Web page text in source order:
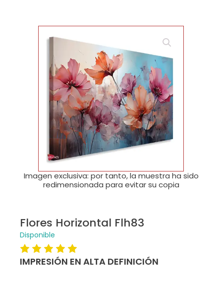
🔍
Imagen exclusiva: por tanto, la muestra ha sido
redimensionada para evitar su copia
Flores Horizontal Flh83
Disponible
IMPRESIÓN EN ALTA DEFINICIÓN